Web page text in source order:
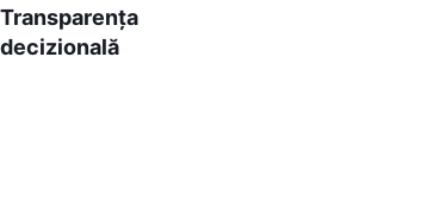
Transparența
decizională